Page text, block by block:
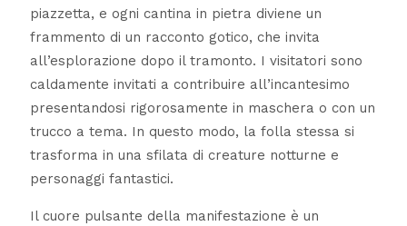
piazzetta, e ogni cantina in pietra diviene un
frammento di un racconto gotico, che invita
all’esplorazione dopo il tramonto. I visitatori sono
caldamente invitati a contribuire all’incantesimo
presentandosi rigorosamente in maschera o con un
trucco a tema. In questo modo, la folla stessa si
trasforma in una sfilata di creature notturne e
personaggi fantastici.
Il cuore pulsante della manifestazione è un